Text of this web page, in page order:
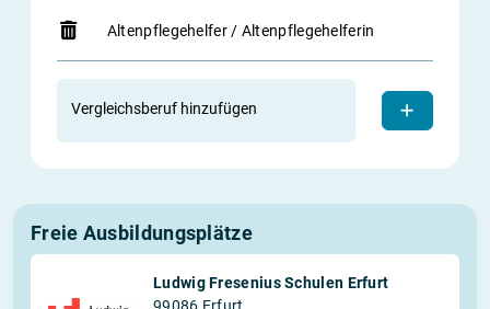
Altenpflegehelfer / Altenpflegehelferin
Vergleichsberuf hinzufügen
Freie Ausbildungsplätze
Ludwig Fresenius Schulen Erfurt
99086 Erfurt